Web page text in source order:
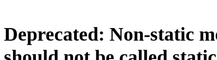
Deprecated: Non-static